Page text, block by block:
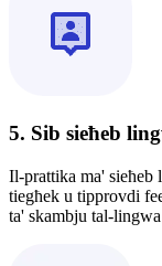
5. Sib sieħeb
Il-prattika ma'
tiegħek u tipprovdi
ta' skambju tal-